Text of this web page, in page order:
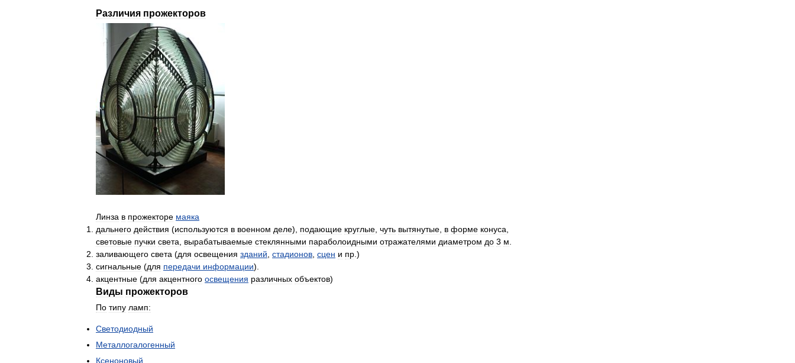
Различия прожекторов
Линза в прожекторе маяка
дальнего действия (используются в военном деле), подающие круглые чуть вытянутые в форме конуса
световые пучки света вырабатываемые стеклянными параболоидными отражателями диаметром до 3 м
заливающего света (для освещения зданий стадионов сцен и пр .)
сигнальные (для передачи информации).
акцентные (для акцентного освещения различных объектов)
Виды прожекторов
По типу ламп:
Светодиодный
Металлогалогенный
Ксеноновый